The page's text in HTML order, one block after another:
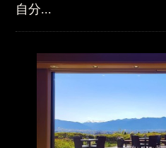
自分...